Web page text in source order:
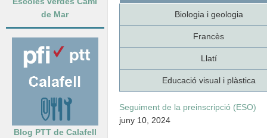
de Mar
Blog PTT de Calafell
Biologia i geologia
Francès
Llatí
Educació visual i plàstica
Seguiment de la preinscripció (ESO)
juny 10, 2024